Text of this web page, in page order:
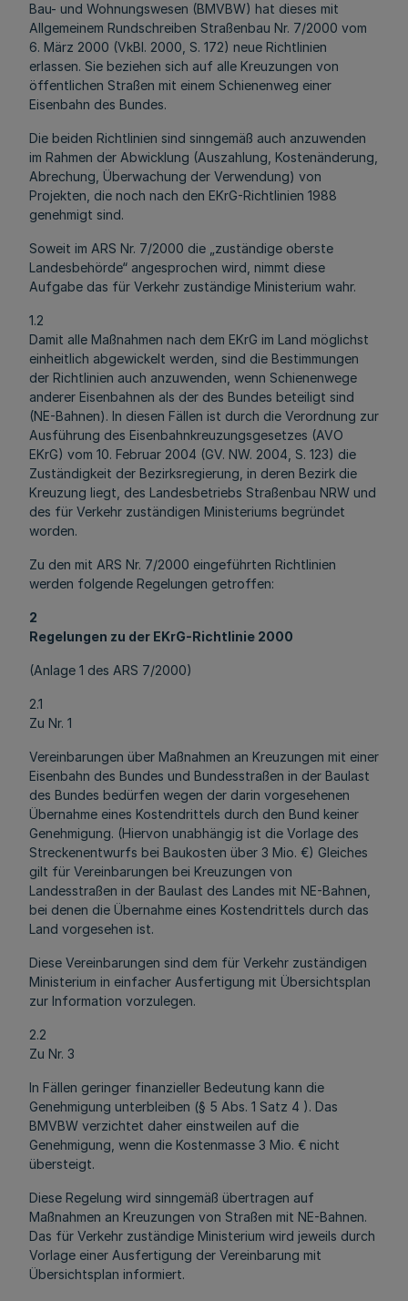
Bau- und Wohnungswesen (BMVBW) hat dieses mit
Allgemeinem Rundschreiben Straßenbau Nr. 7/2000 vom
6. März 2000 (VkBl. 2000, S. 172) neue Richtlinien
erlassen. Sie beziehen sich auf alle Kreuzungen von
öffentlichen Straßen mit einem Schienenweg einer
Eisenbahn des Bundes.
Die beiden Richtlinien sind sinngemäß auch anzuwenden
im Rahmen der Abwicklung (Auszahlung, Kostenänderung,
Abrechung, Überwachung der Verwendung) von
Projekten, die noch nach den EKrG-Richtlinien 1988
genehmigt sind.
Soweit im ARS Nr. 7/2000 die „zuständige oberste
Landesbehörde“ angesprochen wird, nimmt diese
Aufgabe das für Verkehr zuständige Ministerium wahr.
1.2
Damit alle Maßnahmen nach dem EKrG im Land möglichst
einheitlich abgewickelt werden, sind die Bestimmungen
der Richtlinien auch anzuwenden, wenn Schienenwege
anderer Eisenbahnen als der des Bundes beteiligt sind
(NE-Bahnen). In diesen Fällen ist durch die Verordnung zur
Ausführung des Eisenbahnkreuzungsgesetzes (AVO
EKrG) vom 10. Februar 2004 (GV. NW. 2004, S. 123) die
Zuständigkeit der Bezirksregierung, in deren Bezirk die
Kreuzung liegt, des Landesbetriebs Straßenbau NRW und
des für Verkehr zuständigen Ministeriums begründet
worden.
Zu den mit ARS Nr. 7/2000 eingeführten Richtlinien
werden folgende Regelungen getroffen:
2
Regelungen zu der EKrG-Richtlinie 2000
(Anlage 1 des ARS 7/2000)
2.1
Zu Nr. 1
Vereinbarungen über Maßnahmen an Kreuzungen mit einer
Eisenbahn des Bundes und Bundesstraßen in der Baulast
des Bundes bedürfen wegen der darin vorgesehenen
Übernahme eines Kostendrittels durch den Bund keiner
Genehmigung. (Hiervon unabhängig ist die Vorlage des
Streckenentwurfs bei Baukosten über 3 Mio. €) Gleiches
gilt für Vereinbarungen bei Kreuzungen von
Landesstraßen in der Baulast des Landes mit NE-Bahnen,
bei denen die Übernahme eines Kostendrittels durch das
Land vorgesehen ist.
Diese Vereinbarungen sind dem für Verkehr zuständigen
Ministerium in einfacher Ausfertigung mit Übersichtsplan
zur Information vorzulegen.
2.2
Zu Nr. 3
In Fällen geringer finanzieller Bedeutung kann die
Genehmigung unterbleiben (§ 5 Abs. 1 Satz 4 ). Das
BMVBW verzichtet daher einstweilen auf die
Genehmigung, wenn die Kostenmasse 3 Mio. € nicht
übersteigt.
Diese Regelung wird sinngemäß übertragen auf
Maßnahmen an Kreuzungen von Straßen mit NE-Bahnen.
Das für Verkehr zuständige Ministerium wird jeweils durch
Vorlage einer Ausfertigung der Vereinbarung mit
Übersichtsplan informiert.